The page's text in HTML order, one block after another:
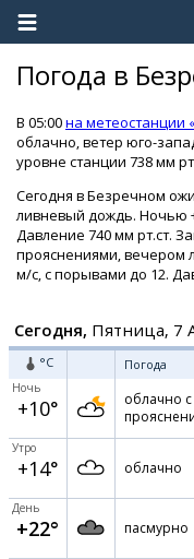
Погода в
В 05:00на метеостанции
облачно, ветер юго-
уровне станции 738 мм
Сегодня в Безречном
ливневый дождь. Ночью
Давление 740 мм рт.ст.
прояснениями, вечером
м/с, с порывами до 12.
Сегодня, Пятница, 7
°C Погода
Ночь
+10°
облачно с
Утро
+14° облачно
День
+22° пасмурно